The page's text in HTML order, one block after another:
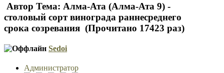
Автор Тема: Алма-Ата (Алма-Ата 9) -
столовый сорт винограда раннесреднего
срока созревания (Прочитано 17423 раз)
Sedoi
Администратор